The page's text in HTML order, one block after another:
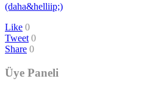
(daha&helliip;)
Like 0
Tweet 0
Share 0
Üye Paneli